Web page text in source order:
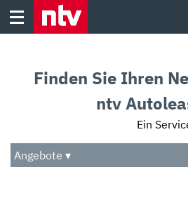
Skip
Audio
Das Beste
Finden Sie Ihren
ntv
Ein
Angebote ▾